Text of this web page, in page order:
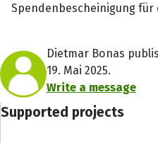
Spendenbescheinigung für
Dietmar Bonas
19. Mai 2025.
Write a message
Supported projects